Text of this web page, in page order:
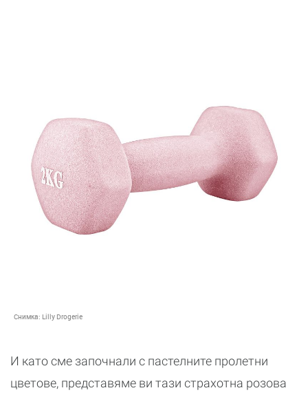
Снимка: Lilly Drogerie
И като сме започнали с пастелните пролетни
цветове, представяме ви тази страхотна розова